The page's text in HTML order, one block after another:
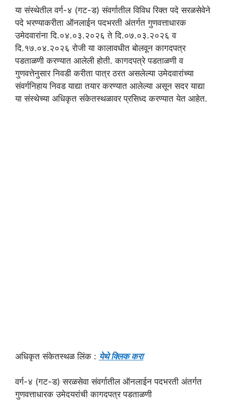
या संस्थेतील वर्ग-४ (गट-ड) संवर्गातील विविध रिक्त पदे सरळसेवेने
पदे भरण्याकरीता ऑनलाईन पदभरती अंतर्गत गुणवत्ताधारक
उमेदवारांना दि.०४.०३.२०२६ ते दि.०७.०३.२०२६ व
दि.१७.०४.२०२६ रोजी या कालावधीत बोलवून कागदपत्र
पडताळणी करण्यात आलेली होती. कागदपत्रे पडताळणी व
गुणवत्तेनुसार निवडी करीता पात्र ठरत असलेल्या उमेदवारांच्या
संवर्गनिहाय निवड याद्या तयार करण्यात आलेल्या असून सदर याद्या
या संस्थेच्या अधिकृत संकेतस्थळावर प्रसिध्द करण्यात येत आहेत.
अधिकृत संकेतस्थळ लिंक : येथे क्लिक करा
वर्ग-४ (गट-ड) सरळसेवा संवर्गातील ऑनलाईन पदभरती अंतर्गत
गुणवत्ताधारक उमेदयरांची कागदपत्र पडताळणी